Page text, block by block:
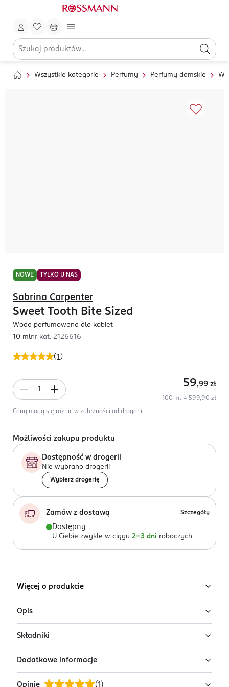
Wszystkie kategorie Perfumy Perfumy damskie
NOWE TYLKO U NAS
(1 )
Sabrina Carpenter
Sweet Tooth Bite Sized
Woda perfumowana dla kobiet
10 mlnr kat. 2126616
59,99 zł
100 ml = 599,90 zł
Ceny mogą się różnić w zależności od drogerii.
Możliwości zakupu produktu
Dostępność w drogerii
Nie wybrano drogerii
Wybierz drogerię
Zamów z dostawą Szczegóły
Dostępny
U Ciebie zwykle w ciągu 2-3 dni roboczych
Więcej o produkcie
Opis
Woda perfumowana dla kobiet Sabrina
Carpenter Sweet Tooth Bite Sized
Carpenter Sweet Tooth to uzależniający zapach. Słodki
Składniki
Ingredients: : ALCOHOL DENAT., AQUA, PARFUM, BUTYL
METHOXYDIBENZOYLMETHANE, CITRAL, CITRIC ACID,
Dodatkowe informacje
Opinie (1 )